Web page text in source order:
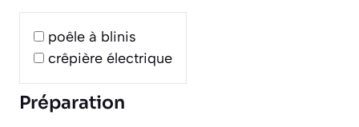
poêle à blinis
crêpière électrique
Préparation